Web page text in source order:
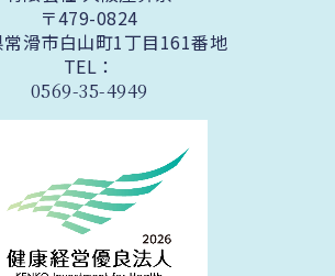
〒479-0824
常滑市白山町1丁目161番地
TEL：
0569-35-4949